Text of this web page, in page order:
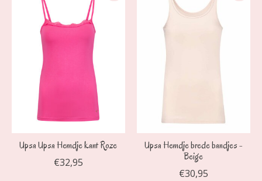
Upsa Upsa Hemdje kant Roze
€32,95
Upsa Hemdje brede bandjes -
Beige
€30,95